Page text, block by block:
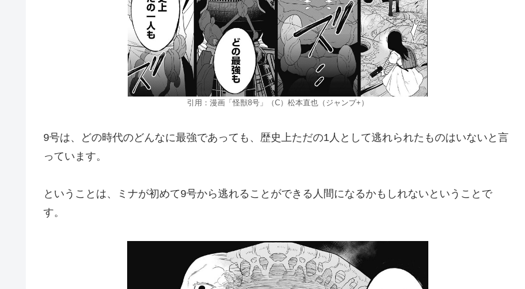
引用：漫画「怪獣8号」（C）松本直也（ジャンプ+）
9号は、どの時代のどんなに最強であっても、歴史上ただの1人として逃れられたものはいないと言
っています。
ということは、ミナが初めて9号から逃れることができる人間になるかもしれないということで
す。